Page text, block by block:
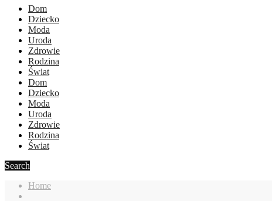
Dom
Dziecko
Moda
Uroda
Zdrowie
Rodzina
Świat
Dom
Dziecko
Moda
Uroda
Zdrowie
Rodzina
Świat
Search
Home